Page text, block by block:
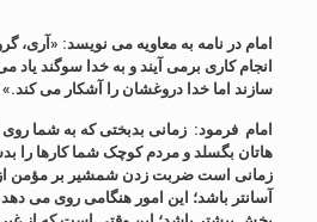
امام در نامه به معاویه می نویسد: «آری،
انجام کاری برمی آیند و به خدا سوگند یاد
سازند اما خدا دروغشان را آشکار می کند.»
امام فرمود: زمانی بدبختی که به شما
هاتان بگسلد و مردم کوچک شما کارها را
زمانی است ضربت زدن شمشیر بر مؤمن از
آسانتر باشد؛ این امور هنگامی روی می